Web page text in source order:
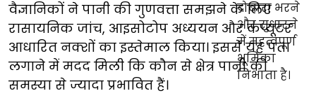
वैज्ञानिकों ने पानी की गुणवत्ता समझने के लिए
रासायनिक जांच, आइसोटोप अध्ययन और कंप्यूटर
आधारित नक्शों का इस्तेमाल किया। इससे यह पता
लगाने में मदद मिली कि कौन से क्षेत्र पानी की
समस्या से ज्यादा प्रभावित हैं।